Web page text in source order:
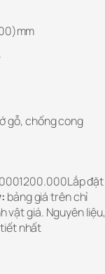
gỗ, chống cong
đặt
bảng giá trên chỉ
vật giá. Nguyên liệu,
nhất